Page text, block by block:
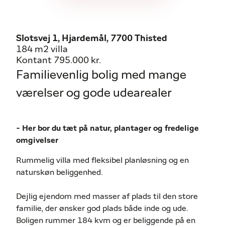
Slotsvej 1, Hjardemål, 7700 Thisted
184 m2 villa
Kontant 795.000 kr.
Familievenlig bolig med mange
værelser og gode udearealer
- Her bor du tæt på natur, plantager og fredelige
omgivelser
Rummelig villa med fleksibel planløsning og en
naturskøn beliggenhed.
Dejlig ejendom med masser af plads til den store
familie, der ønsker god plads både inde og ude.
Boligen rummer 184 kvm og er beliggende på en